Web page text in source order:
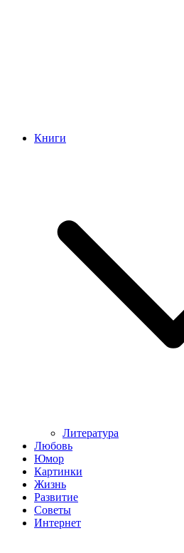
Книги
Литература
Любовь
Юмор
Картинки
Жизнь
Развитие
Советы
Интернет